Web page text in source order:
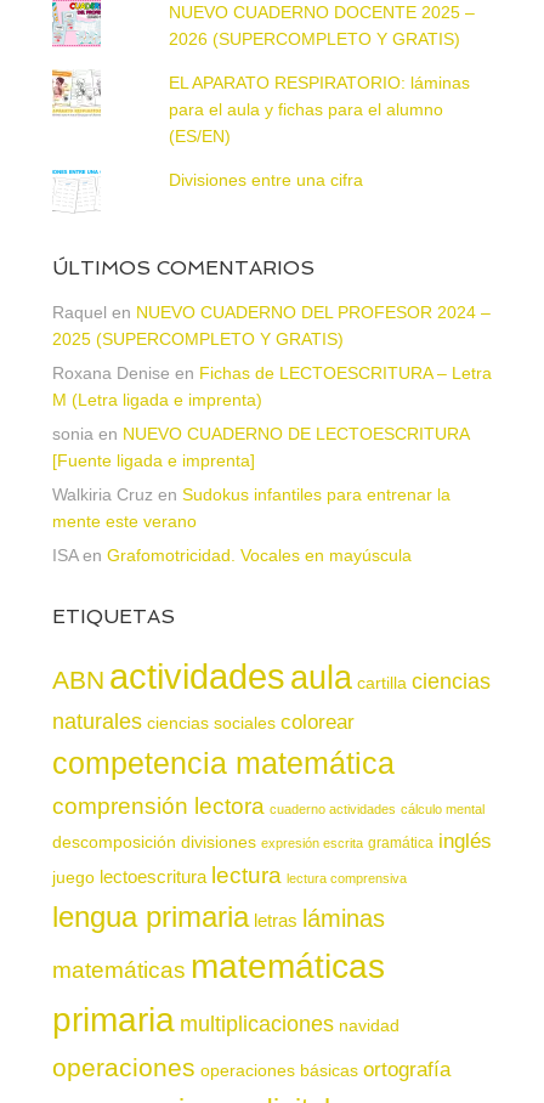
NUEVO CUADERNO DOCENTE 2025 –
2026 (SUPERCOMPLETO Y GRATIS)
EL APARATO RESPIRATORIO: láminas
para el aula y fichas para el alumno
(ES/EN)
Divisiones entre una cifra
ÚLTIMOS COMENTARIOS
Raquel en NUEVO CUADERNO DEL PROFESOR 2024 –
2025 (SUPERCOMPLETO Y GRATIS)
Roxana Denise en Fichas de LECTOESCRITURA – Letra
M (Letra ligada e imprenta)
sonia en NUEVO CUADERNO DE LECTOESCRITURA
[Fuente ligada e imprenta]
Walkiria Cruz en Sudokus infantiles para entrenar la
mente este verano
ISAen Grafomotricidad. Vocales en mayúscula
ETIQUETAS
ABN actividadesaula cartilla ciencias
naturales ciencias sociales colorear
competencia matemática
comprensión lectora cuaderno actividades cálculo mental
descomposición divisiones expresión escrita gramática inglés
juego lectoescritura lectura lectura comprensiva
lengua primaria letras láminas
matemáticas matemáticas
primaria multiplicaciones navidad
operaciones operaciones básicas ortografía